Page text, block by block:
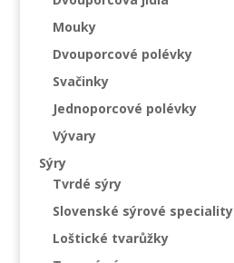
Mouky
Dvouporcové polévky
Svačinky
Jednoporcové polévky
Vývary
Sýry
Tvrdé sýry
Slovenské sýrové speciality
Loštické tvarůžky